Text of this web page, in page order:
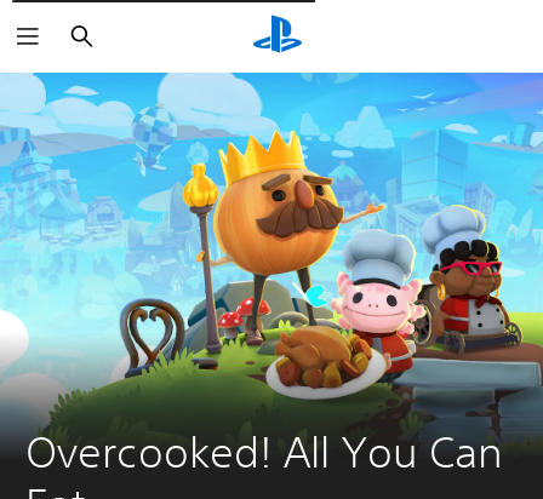
Pesquisar
Overcooked! All You Can